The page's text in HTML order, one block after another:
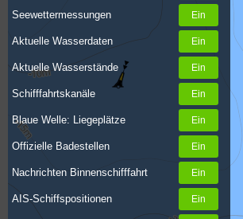
Seewettermessungen
Aktuelle Wasserdaten
Aktuelle Wasserstände
Schifffahrtskanäle
Blaue Welle: Liegeplätze
Offizielle Badestellen
Nachrichten Binnenschifffahrt
AIS-Schiffspositionen